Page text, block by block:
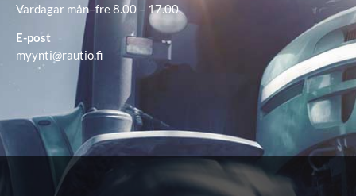
Vardagar mån–fre 8.00 – 17.00
E-post
myynti@rautio.fi